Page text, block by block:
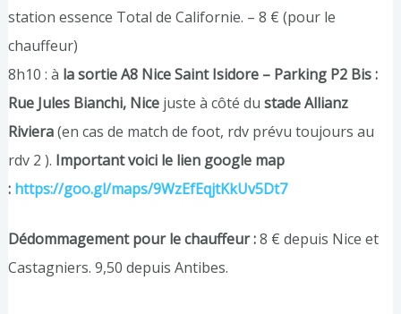
station essence Total de Californie. – 8 € (pour le
chauffeur)
8h10 : à la sortie A8 Nice Saint Isidore – Parking P2 Bis :
Rue Jules Bianchi, Nice juste à côté du stade Allianz
Riviera(en cas de match de foot, rdv prévu toujours au
rdv 2 ). Important voici le lien google map
: https://goo.gl/maps/9WzEfEqjtKkUv5Dt7
Dédommagement pour le chauffeur :8 € depuis Nice et
Castagniers. 9,50 depuis Antibes.